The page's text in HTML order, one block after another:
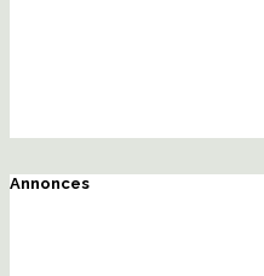
Annonces